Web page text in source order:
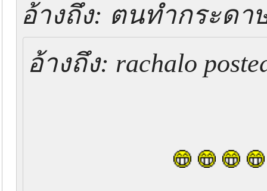
อ้างถึง: ตนทำกระดาษ
อ้างถึง: rachalo